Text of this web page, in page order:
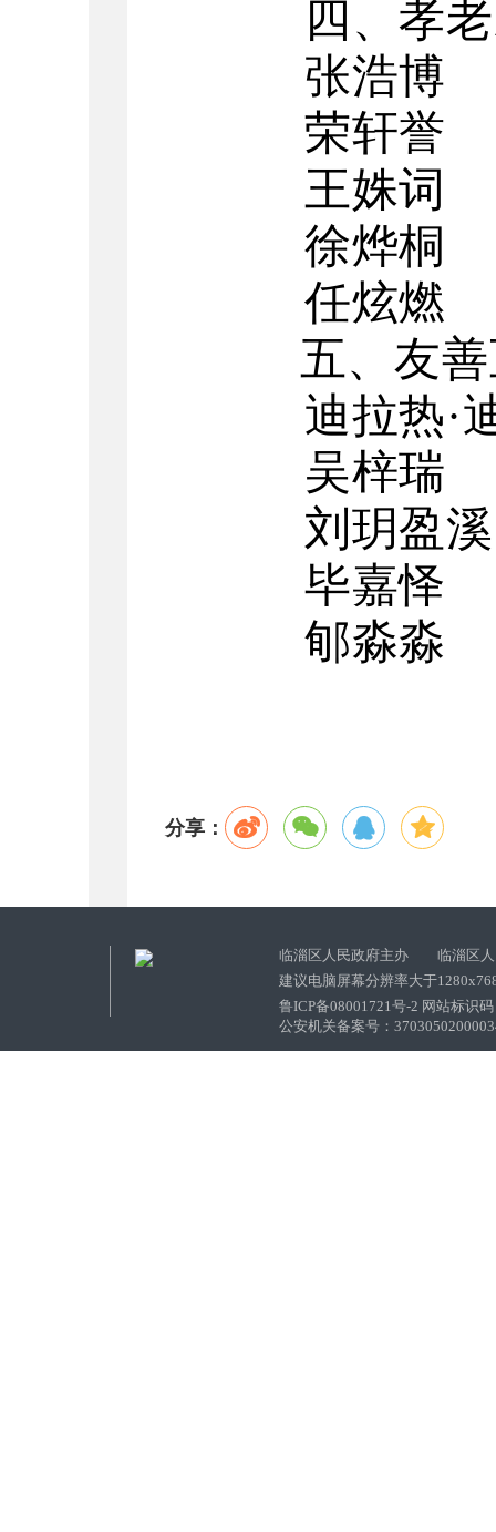
四、孝
张浩博
荣轩誉
王姝词
徐烨桐
任炫燃
五、友
迪拉热·
吴梓瑞
刘 玥盈溪
毕嘉怿
郇淼淼
分享：
临淄区人民政府主办 临淄区人
建议电脑屏幕分辨率大于
鲁ICP备08001721号-2 网站标识
公安机关备案号：